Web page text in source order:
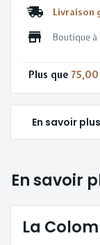
Livraison
Boutique à
Plus que
En savoir plus
En savoir
La